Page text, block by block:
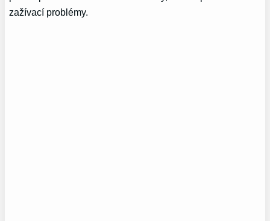
zažívací problémy.